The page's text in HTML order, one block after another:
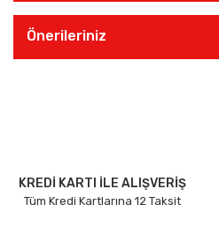
Önerileriniz
KREDİ KARTI İLE ALIŞVERİŞ
Tüm Kredi Kartlarına 12 Taksit